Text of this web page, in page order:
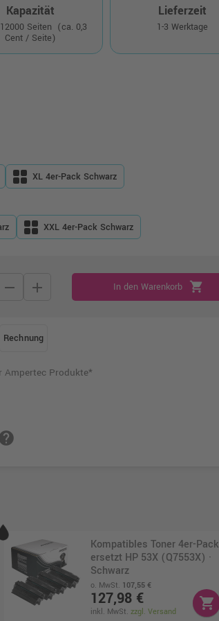
Kapazität
Seiten (ca. 0,3
Cent / Seite)
Lieferzeit
1-3 Werktage
XL 4er-Pack Schwarz
XXL 4er-Pack Schwarz
remove add In den Warenkorb shopping_cart
Rechnung
Ampertec Produkte*
Kompatibles Toner 4er-Pack
ersetzt HP 53X (Q7553X) ·
Schwarz
o. MwSt. 107,55 €
127,98 €
inkl. MwSt.zzgl. Versand
shopping_cart